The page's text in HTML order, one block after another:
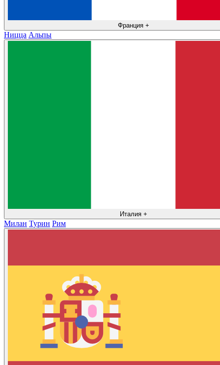
Франция +
Ницца Альпы
Италия +
Милан Турин Рим